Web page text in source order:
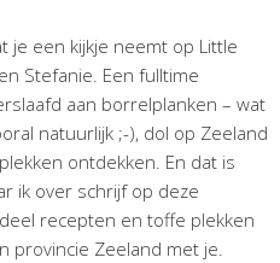
je een kijkje neemt op Little
Stefanie. Een fulltime
aan borrelplanken – wat
natuurlijk ;-), dol op Zeeland
ontdekken. En dat is
ik over schrijf op deze
recepten en toffe plekken
provincie Zeeland met je.